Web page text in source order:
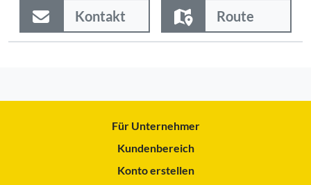
Kontakt Route
Für Unternehmer
Kundenbereich
Konto erstellen